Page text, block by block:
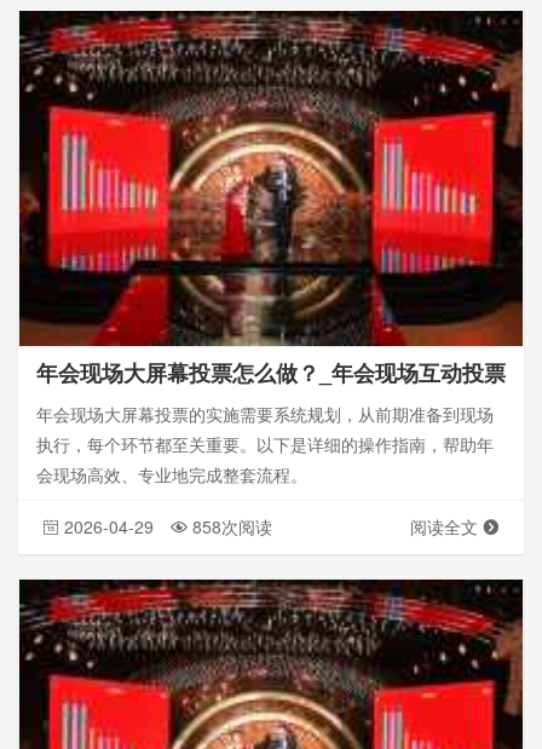
年会现场大屏幕投票怎么做？_年会现场互动投票
年会现场大屏幕投票的实施需要系统规划，从前期准备到现场
执行，每个环节都至关重要。以下是详细的操作指南，帮助年
会现场高效、专业地完成整套流程。
2026-04-29 858次阅读 阅读全文